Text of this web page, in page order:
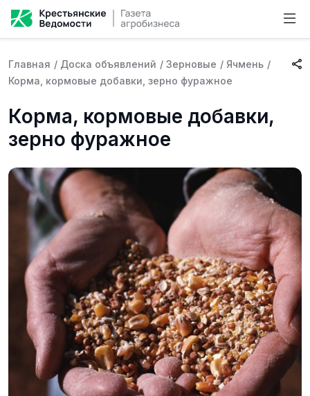
Главная / Доска объявлений / Зерновые / Ячмень /
Корма, кормовые добавки, зерно фуражное
Корма, кормовые добавки,
зерно фуражное